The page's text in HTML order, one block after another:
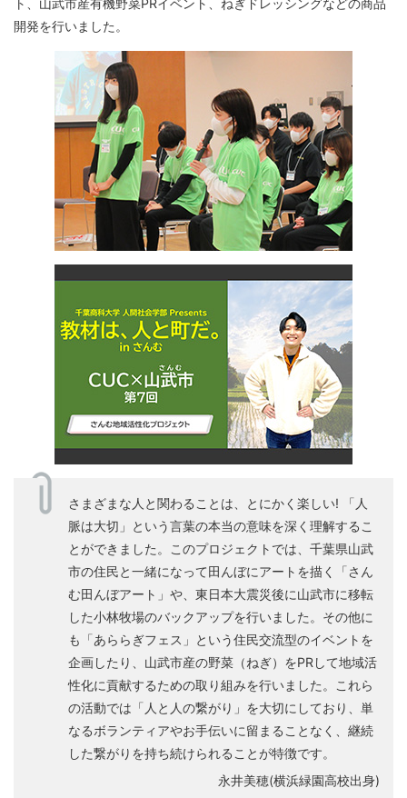
開発を行いました。
さまざまな人と関わることは、とにかく楽しい! 「人
脈は大切」という言葉の本当の意味を深く理解するこ
とができました。このプロジェクトでは、千葉県山武
市の住民と一緒になって田んぼにアートを描く「さん
む田んぼアート」や、東日本大震災後に山武市に移転
した小林牧場のバックアップを行いました。その他に
も「あららぎフェス」という住民交流型のイベントを
企画したり、山武市産の野菜（ねぎ）をPRして地域活
性化に貢献するための取り組みを行いました。これら
の活動では「人と人の繋がり」を大切にしており、単
なるボランティアやお手伝いに留まることなく、継続
した繋がりを持ち続けられることが特徴です。
永井美穂(横浜緑園高校出身)